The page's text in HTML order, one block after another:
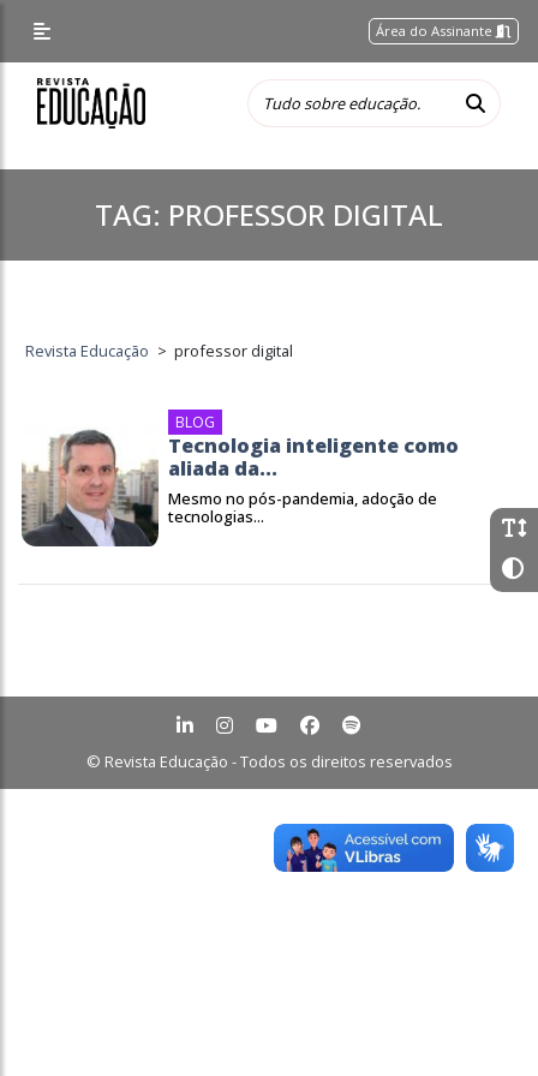
Área do Assinante
TAG: PROFESSOR DIGITAL
Revista Educação > professor digital
BLOG
Tecnologia inteligente como
aliada da...
Mesmo no pós-pandemia, adoção de
tecnologias...
© Revista Educação - Todos os direitos reservados